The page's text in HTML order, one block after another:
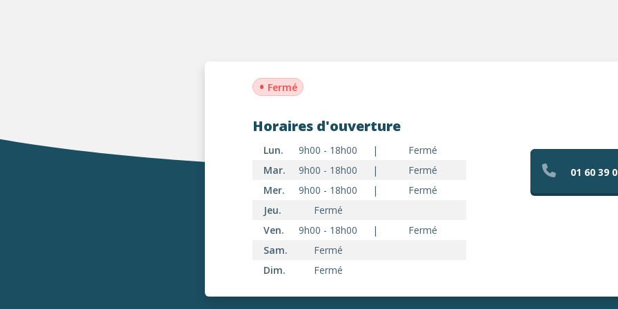
• Fermé
Horaires d'ouverture
Lun. 9h00 - 18h00 |
Fermé
Mar.
9h00 - 18h00 |
Fermé
Mer.
9h00 - 18h00 |
Fermé
Jeu.
Fermé
Ven.
9h00 - 18h00 |
Fermé
Sam.
Fermé
Dim.
Fermé
01 60 39